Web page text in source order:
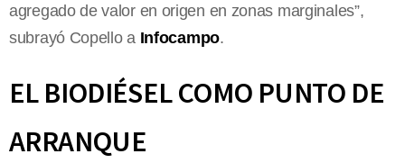
agregado de valor en origen en zonas marginales”,
subrayó Copello a Infocampo.
EL BIODIÉSEL COMO PUNTO DE
ARRANQUE